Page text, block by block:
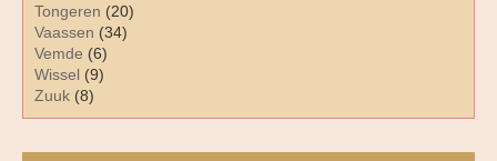
Tongeren (20)
Vaassen (34)
Vemde (6)
Wissel (9)
Zuuk (8)